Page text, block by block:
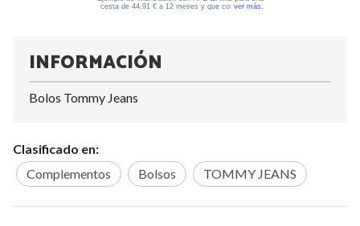
INFORMACIÓN
Bolos Tommy Jeans
Clasificado en:
Complementos
Bolsos TOMMY JEANS